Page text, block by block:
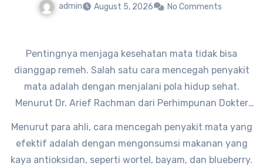
admin August 5, 2026 No Comments
Pentingnya menjaga kesehatan mata tidak bisa
dianggap remeh. Salah satu cara mencegah penyakit
mata adalah dengan menjalani pola hidup sehat.
Menurut Dr. Arief Rachman dari Perhimpunan Dokter
memainkan peran penting dalam menjaga kesehatan
mata kita.”
Menurut para ahli, cara mencegah penyakit mata yang
efektif adalah dengan mengonsumsi makanan yang
kaya antioksidan, seperti wortel, bayam, dan blueberry.